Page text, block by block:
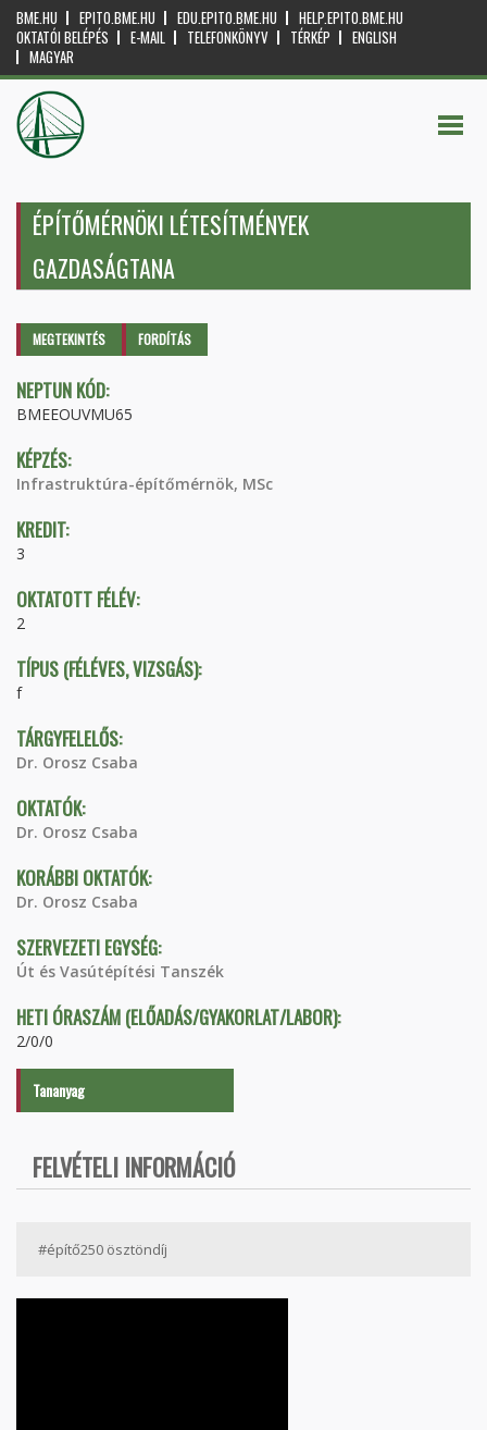
BME.HU EPITO.BME.HU EDU.EPITO.BME.HU
HELP.EPITO.BME.HU
OKTATÓI BELÉPÉS
E-MAIL TELEFONKÖNYV TÉRKÉP
ENGLISH
MAGYAR
ÉPÍTŐMÉRNÖKI LÉTESÍTMÉNYEK
GAZDASÁGTANA
Elsődleges fülek
MEGTEKINTÉS (AKTÍVFORDÍTÁS
NEPTUN KÓD:
BMEEOUVMU65
KÉPZÉS:
Infrastruktúra-építőmérnök, MSc
KREDIT:
3
OKTATOTT FÉLÉV:
2
TÍPUS (FÉLÉVES, VIZSGÁS):
f
TÁRGYFELELŐS:
Dr. Orosz Csaba
OKTATÓK:
Dr. Orosz Csaba
KORÁBBI OKTATÓK:
Dr. Orosz Csaba
SZERVEZETI EGYSÉG:
Út és Vasútépítési Tanszék
HETI ÓRASZÁM (ELŐADÁS/GYAKORLAT/LABOR):
2/0/0
Tananyag
FELVÉTELI INFORMÁCIÓ
#építő250 ösztöndíj